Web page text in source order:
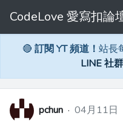
CodeLove 愛寫扣論
🔴 訂閱 YT 頻道！ 站長
LINE 社群
pchun · 04月11日